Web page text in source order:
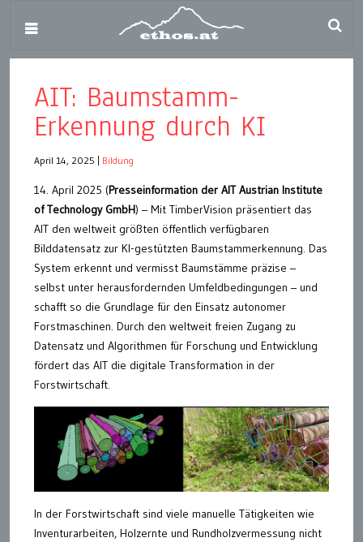
AIT: Baumstamm-
Erkennung durch KI
April 14, 2025 Bildung
14. April 2025 (Presseinformation der AIT Austrian Institute
of Technology GmbH) – Mit TimberVision präsentiert das
AIT den weltweit größten öffentlich verfügbaren
Bilddatensatz zur KI-gestützten Baumstammerkennung. Das
System erkennt und vermisst Baumstämme präzise –
selbst unter herausfordernden Umfeldbedingungen – und
schafft so die Grundlage für den Einsatz autonomer
Forstmaschinen. Durch den weltweit freien Zugang zu
Datensatz und Algorithmen für Forschung und Entwicklung
fördert das AIT die digitale Transformation in der
Forstwirtschaft.
In der Forstwirtschaft sind viele manuelle Tätigkeiten wie
Inventurarbeiten, Holzernte und Rundholzvermessung nicht